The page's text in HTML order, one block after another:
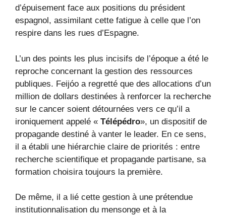
d’épuisement face aux positions du président
espagnol, assimilant cette fatigue à celle que l’on
respire dans les rues d’Espagne.
L’un des points les plus incisifs de l’époque a été le
reproche concernant la gestion des ressources
publiques. Feijóo a regretté que des allocations d’un
million de dollars destinées à renforcer la recherche
sur le cancer soient détournées vers ce qu’il a
ironiquement appelé « Télépédro», un dispositif de
propagande destiné à vanter le leader. En ce sens,
il a établi une hiérarchie claire de priorités : entre
recherche scientifique et propagande partisane, sa
formation choisira toujours la première.
De même, il a lié cette gestion à une prétendue
institutionnalisation du mensonge et à la